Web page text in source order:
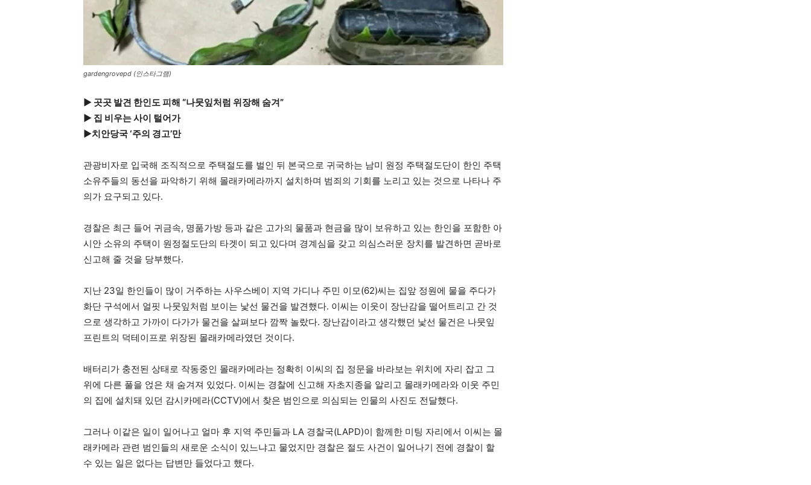
gardengrovepd (인스타그램)
▶ 곳곳 발견 한인도 피해 “나뭇잎처럼 위장해 숨겨”
▶ 집 비우는 사이 털어가
▶치안당국 ‘주의 경고’만
관광비자로 입국해 조직적으로 주택절도를 벌인 뒤 본국으로 귀국하는 남미 원정 주택절도단이 한인 주택
소유주들의 동선을 파악하기 위해 몰래카메라까지 설치하며 범죄의 기회를 노리고 있는 것으로 나타나 주
의가 요구되고 있다.
경찰은 최근 들어 귀금속, 명품가방 등과 같은 고가의 물품과 현금을 많이 보유하고 있는 한인을 포함한 아
시안 소유의 주택이 원정절도단의 타겟이 되고 있다며 경계심을 갖고 의심스러운 장치를 발견하면 곧바로
신고해 줄 것을 당부했다.
지난 23일 한인들이 많이 거주하는 사우스베이 지역 가디나 주민 이모(62)씨는 집앞 정원에 물을 주다가
화단 구석에서 얼핏 나뭇잎처럼 보이는 낯선 물건을 발견했다. 이씨는 이웃이 장난감을 떨어트리고 간 것
으로 생각하고 가까이 다가가 물건을 살펴보다 깜짝 놀랐다. 장난감이라고 생각했던 낯선 물건은 나뭇잎
프린트의 덕테이프로 위장된 몰래카메라였던 것이다.
배터리가 충전된 상태로 작동중인 몰래카메라는 정확히 이씨의 집 정문을 바라보는 위치에 자리 잡고 그
위에 다른 풀을 얹은 채 숨겨져 있었다. 이씨는 경찰에 신고해 자초지종을 알리고 몰래카메라와 이웃 주민
의 집에 설치돼 있던 감시카메라(CCTV)에서 찾은 범인으로 의심되는 인물의 사진도 전달했다.
그러나 이같은 일이 일어나고 얼마 후 지역 주민들과 LA 경찰국(LAPD)이 함께한 미팅 자리에서 이씨는 몰
래카메라 관련 범인들의 새로운 소식이 있느냐고 물었지만 경찰은 절도 사건이 일어나기 전에 경찰이 할
수 있는 일은 없다는 답변만 들었다고 했다.